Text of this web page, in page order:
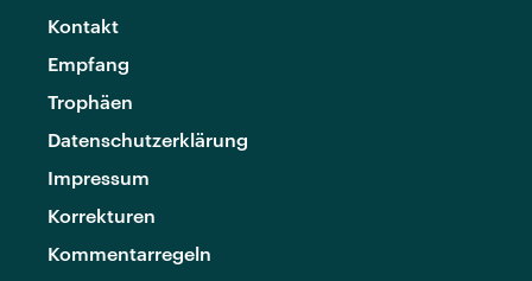
Kontakt
Empfang
Trophäen
Datenschutzerklärung
Impressum
Korrekturen
Kommentarregeln